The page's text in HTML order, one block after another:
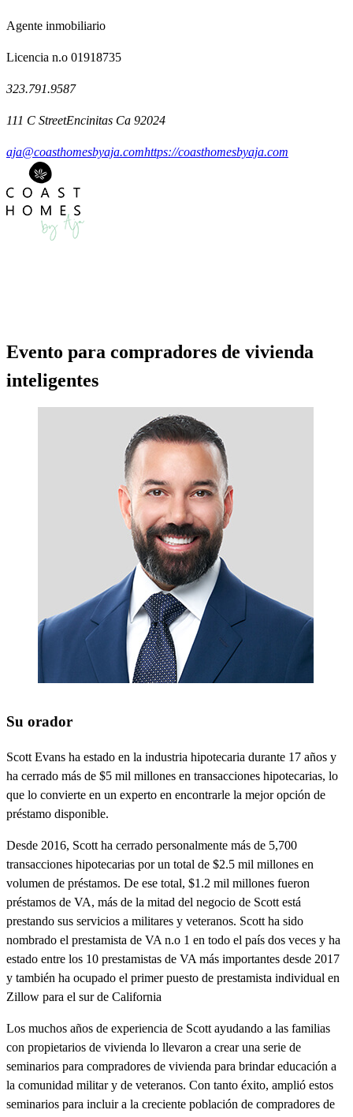
Agente inmobiliario
Licencia n.o 01918735
323.791.9587
111 C StreetEncinitas Ca 92024
aja@coasthomesbyaja.comhttps://coasthomesbyaja.com
Evento para compradores de vivienda
inteligentes
Su orador
Scott Evans ha estado en la industria hipotecaria durante 17 años y
ha cerrado más de $5 mil millones en transacciones hipotecarias, lo
que lo convierte en un experto en encontrarle la mejor opción de
préstamo disponible.
Desde 2016, Scott ha cerrado personalmente más de 5,700
transacciones hipotecarias por un total de $2.5 mil millones en
volumen de préstamos. De ese total, $1.2 mil millones fueron
préstamos de VA, más de la mitad del negocio de Scott está
prestando sus servicios a militares y veteranos. Scott ha sido
nombrado el prestamista de VA n.o 1 en todo el país dos veces y ha
estado entre los 10 prestamistas de VA más importantes desde 2017
y también ha ocupado el primer puesto de prestamista individual en
Zillow para el sur de California
Los muchos años de experiencia de Scott ayudando a las familias
con propietarios de vivienda lo llevaron a crear una serie de
seminarios para compradores de vivienda para brindar educación a
la comunidad militar y de veteranos. Con tanto éxito, amplió estos
seminarios para incluir a la creciente población de compradores de